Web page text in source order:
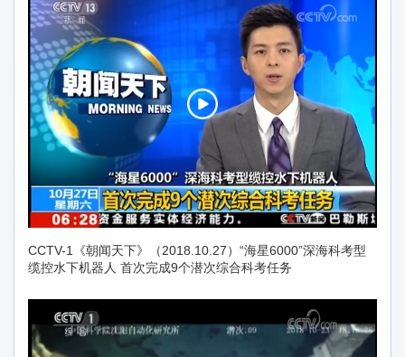
CCTV-1《朝闻天下》（2018.10.27）“海星6000”深海科考型
缆控水下机器人 首次完成9个潜次综合科考任务